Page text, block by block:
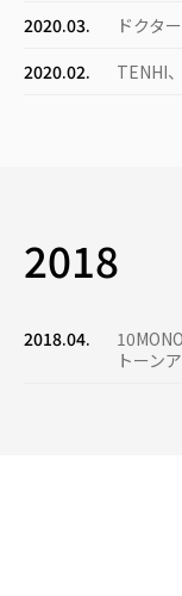
2020.03.
ドクタ
2020.02.
TENHI
2018
2018.04.
10ΜΟΝΟ
トーン